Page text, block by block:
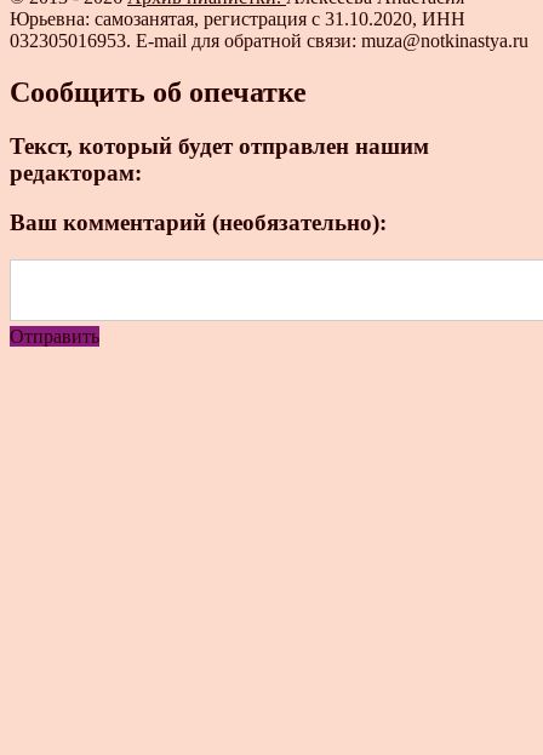
Юрьевна: самозанятая, регистрация с 31.10.2020, ИНН
032305016953. E-mail для обратной связи: muza@notkinastya.ru
Сообщить об опечатке
Текст, который будет отправлен нашим
редакторам:
Ваш комментарий (необязательно):
Отправить